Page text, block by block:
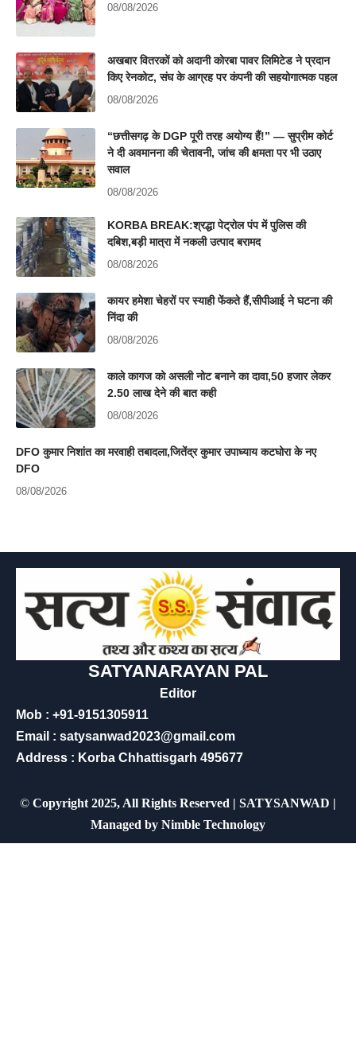
08/08/2026
अखबार वितरकों को अदानी कोरबा पावर लिमिटेड ने प्रदान
किए रेनकोट, संघ के आग्रह पर कंपनी की सहयोगात्मक पहल
08/08/2026
“छत्तीसगढ़ के DGP पूरी तरह अयोग्य हैं!” — सुप्रीम कोर्ट
ने दी अवमानना की चेतावनी, जांच की क्षमता पर भी उठाए
सवाल
08/08/2026
KORBA BREAK:श्रद्धा पेट्रोल पंप में पुलिस की
दबिश,बड़ी मात्रा में नकली उत्पाद बरामद
08/08/2026
कायर हमेशा चेहरों पर स्याही फेंकते हैं,सीपीआई ने घटना की
निंदा की
08/08/2026
काले कागज को असली नोट बनाने का दावा,50 हजार लेकर
2.50 लाख देने की बात कही
08/08/2026
DFO कुमार निशांत का मरवाही तबादला,जितेंद्र कुमार उपाध्याय कटघोरा के नए
DFO
08/08/2026
SATYANARAYAN PAL
Editor
Mob : +91-9151305911
Email : satysanwad2023@gmail.com
Address : Korba Chhattisgarh 495677
© Copyright 2025, All Rights Reserved | SATYSANWAD |
Managed by Nimble Technology